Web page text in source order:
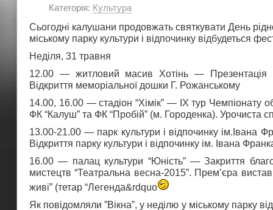
Категорія: Культура
Сьогодні калушани продовжать святкувати День
міському парку культури і відпочинку відбудеться
Неділя, 31 травня
12.00 — житловий масив Хотінь — Презентація
Відкриття меморіальної дошки Г. Рожанському
14.00, 16.00 — стадіон “Хімік” — IX тур Чемпіонату
ФК “Калуш” та ФК “Пробій” (м. Городенка). Урочиста
13.00-21.00 — парк культури і відпочинку ім.Івана
Відкриття парку культури і відпочинку ім. Івана
16.00 — палац культури “Юність” — Закриття
мистецтв “Театральна весна-2015”. Прем’єра
живі” (тетар “Легенда&rdquo
Як повідомляли ”Вікна”, у неділю у міському парку